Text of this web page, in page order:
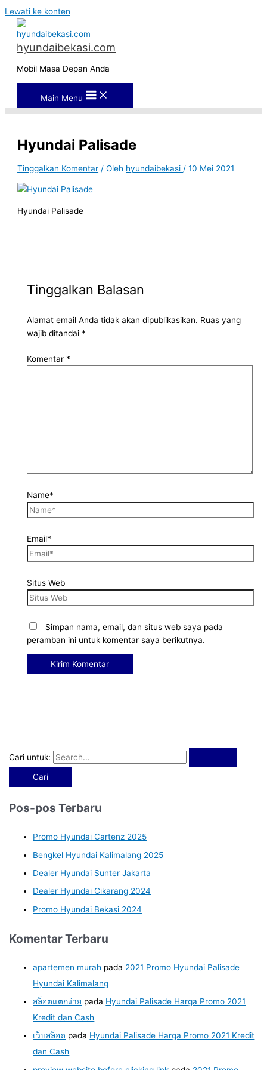
Lewati ke konten
hyundaibekasi.com
Mobil Masa Depan Anda
Main Menu
Cari untuk:
Pos-pos Terbaru
Promo Hyundai Cartenz 2025
Bengkel Hyundai Kalimalang 2025
Dealer Hyundai Sunter Jakarta
Dealer Hyundai Cikarang 2024
Promo Hyundai Bekasi 2024
Komentar Terbaru
apartemen murah pada 2021 Promo Hyundai Palisade
Hyundai Kalimalang
สล็อตแตกง่าย pada Hyundai Palisade Harga Promo 2021
Kredit dan Cash
เว็บสล็อต pada Hyundai Palisade Harga Promo 2021 Kredit
dan Cash
Hyundai Palisade
Tinggalkan Komentar / Oleh hyundaibekasi/10 Mei 2021
Hyundai Palisade
Tinggalkan Balasan
Alamat email Anda tidak akan dipublikasikan. Ruas yang
wajib ditandai *
Komentar *
Name*
Email*
Situs Web
Simpan nama, email, dan situs web saya pada
peramban ini untuk komentar saya berikutnya.